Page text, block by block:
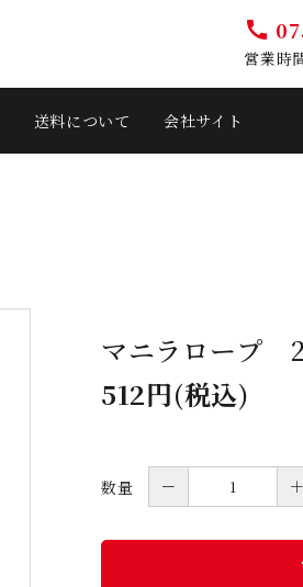
call
営業時
送料について 会社サイト
マニラロープ
512円(税込)
数量 － ＋